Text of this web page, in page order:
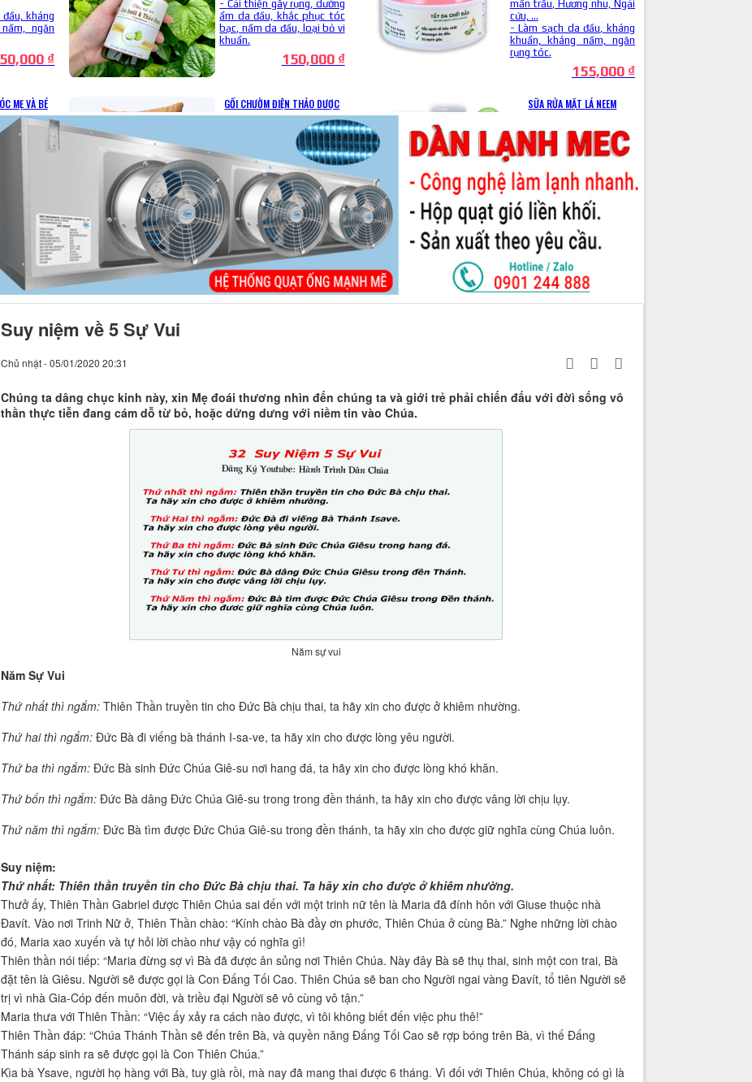
Suy niệm về 5 Sự Vui
Chủ nhật - 05/01/2020 20:31
Chúng ta dâng chục kinh này, xin Mẹ đoái thương nhìn đến chúng ta và giới trẻ phải chiến đấu với đờì sống vô
thần thực tiễn đang cám dỗ từ bỏ, hoặc dửng dưng với niềm tin vào Chúa.
Năm sự vui
Năm Sự Vui
Thứ nhất thì ngắm: Thiên Thần truyền tin cho Đức Bà chịu thai, ta hãy xin cho được ở khiêm nhường.
Thứ hai thì ngắm: Đức Bà đi viếng bà thánh I-sa-ve, ta hãy xin cho được lòng yêu người.
Thứ ba thì ngắm: Đức Bà sinh Đức Chúa Giê-su nơi hang đá, ta hãy xin cho được lòng khó khăn.
Thứ bốn thì ngắm: Đức Bà dâng Đức Chúa Giê-su trong trong đền thánh, ta hãy xin cho được vâng lời chịu lụy.
Thứ năm thì ngắm: Đức Bà tìm được Đức Chúa Giê-su trong đền thánh, ta hãy xin cho được giữ nghĩa cùng Chúa luôn.
Suy niệm:
Thứ nhất: Thiên thần truyền tin cho Đức Bà chịu thai. Ta hãy xin cho được ở khiêm nhường.
Thưở ấy, Thiên Thần Gabriel được Thiên Chúa sai đến với một trinh nữ tên là Maria đã đính hôn với Giuse thuộc nhà
Đavít. Vào nơi Trinh Nữ ở, Thiên Thần chào: “Kính chào Bà đầy ơn phước, Thiên Chúa ở cùng Bà.” Nghe những lời chào
đó, Maria xao xuyến và tự hỏi lời chào như vậy có nghĩa gì!
Thiên thần nói tiếp: “Maria đừng sợ vì Bà đã được ân sủng nơi Thiên Chúa. Này đây Bà sẽ thụ thai, sinh một con trai, Bà
đặt tên là Giêsu. Người sẽ được gọi là Con Đấng Tối Cao. Thiên Chúa sẽ ban cho Người ngai vàng Đavít, tổ tiên Người sẽ
trị vì nhà Gia-Cóp đến muôn đời, và triều đại Người sẽ vô cùng vô tận.”
Maria thưa với Thiên Thần: “Việc ấy xảy ra cách nào được, vì tôi không biết đến việc phu thê!”
Thiên Thần đáp: “Chúa Thánh Thần sẽ đến trên Bà, và quyền năng Đấng Tối Cao sẽ rợp bóng trên Bà, vì thế Đấng
Thánh sáp sinh ra sẽ được gọi là Con Thiên Chúa.”
Kìa bà Ysave, người họ hàng với Bà, tuy già rồi, mà nay đã mang thai được 6 tháng. Vì đối với Thiên Chúa, không có gì là